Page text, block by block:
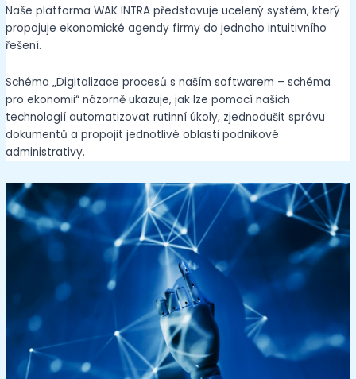
Naše platforma WAK INTRA představuje ucelený systém, který
propojuje ekonomické agendy firmy do jednoho intuitivního
řešení.
Schéma „Digitalizace procesů s naším softwarem – schéma
pro ekonomii“ názorně ukazuje, jak lze pomocí našich
technologií automatizovat rutinní úkoly, zjednodušit správu
dokumentů a propojit jednotlivé oblasti podnikové
administrativy.